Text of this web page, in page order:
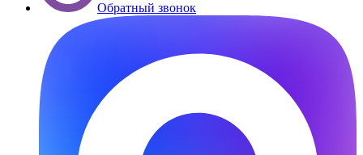
Обратный звонок